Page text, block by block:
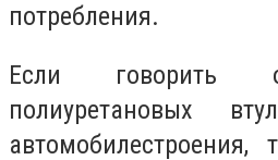
потребления.
Если говорить
полиуретановых
автомобилестроения,